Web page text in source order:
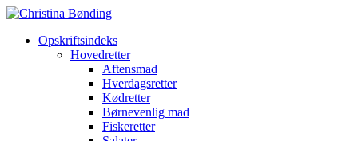
Opskriftsindeks
Hovedretter
Aftensmad
Hverdagsretter
Kødretter
Børnevenlig mad
Fiskeretter